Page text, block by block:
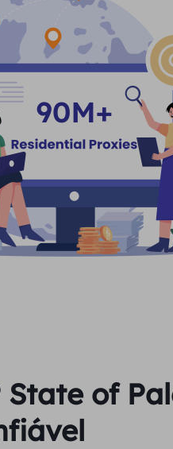
State of